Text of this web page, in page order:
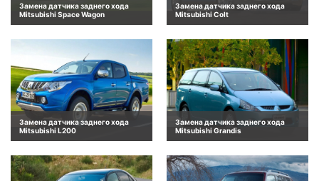
Замена датчика заднего хода
Mitsubishi Space Wagon
Замена датчика заднего хода
Mitsubishi Colt
Замена датчика заднего хода
Mitsubishi L200
Замена датчика заднего хода
Mitsubishi Grandis